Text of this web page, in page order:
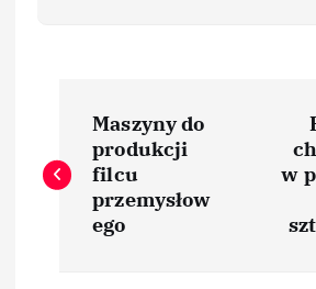
a
Maszyny do
produkcji
filcu
przemysłow
ego
w